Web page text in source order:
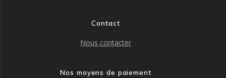
Contact
Nous contacter
Nos moyens de paiement